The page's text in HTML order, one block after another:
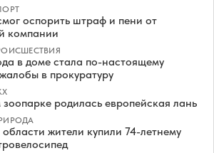
оспорить штраф и пени от
компании
в доме стала по-настоящему
в прокуратуру
родилась европейская лань
жители купили 74-летнему